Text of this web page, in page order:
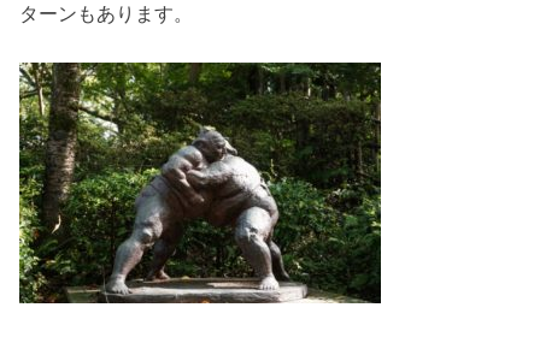
ターンもあります。